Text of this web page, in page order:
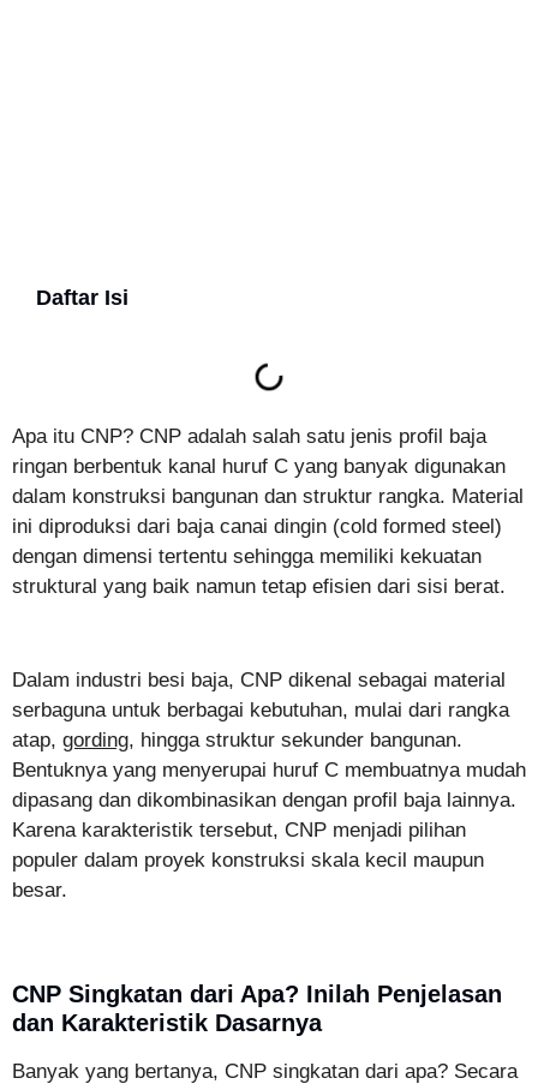
Daftar Isi
Apa itu CNP? CNP adalah salah satu jenis profil baja
ringan berbentuk kanal huruf C yang banyak digunakan
dalam konstruksi bangunan dan struktur rangka. Material
ini diproduksi dari baja canai dingin (cold formed steel)
dengan dimensi tertentu sehingga memiliki kekuatan
struktural yang baik namun tetap efisien dari sisi berat.
Dalam industri besi baja, CNP dikenal sebagai material
serbaguna untuk berbagai kebutuhan, mulai dari rangka
atap, gording, hingga struktur sekunder bangunan.
Bentuknya yang menyerupai huruf C membuatnya mudah
dipasang dan dikombinasikan dengan profil baja lainnya.
Karena karakteristik tersebut, CNP menjadi pilihan
populer dalam proyek konstruksi skala kecil maupun
besar.
CNP Singkatan dari Apa? Inilah Penjelasan
dan Karakteristik Dasarnya
Banyak yang bertanya, CNP singkatan dari apa? Secara